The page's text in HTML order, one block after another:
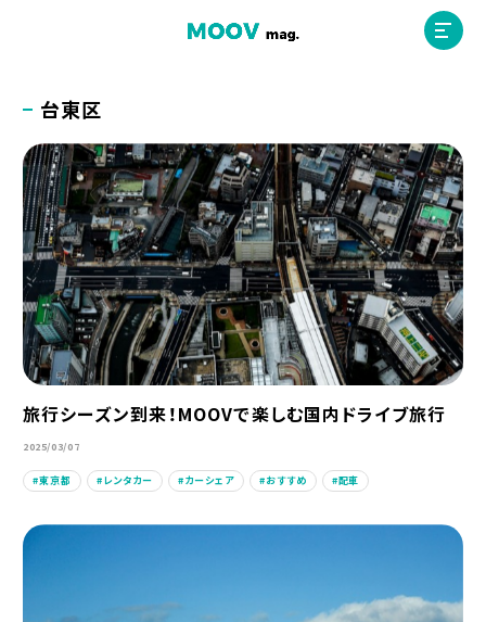
ホーム
運営会社
MOOVマガジン利用規約
お問合せ
人材募集
台東区
旅行シーズン到来！MOOVで楽しむ国内ドライブ旅行
2025/03/07
東京都 レンタカー カーシェア おすすめ 配車